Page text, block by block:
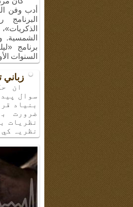
أدب وفن
الشمسية.
برنامج
السنوات
ان
سوال
بنياد
ضرورت
نظريات
نظريہ